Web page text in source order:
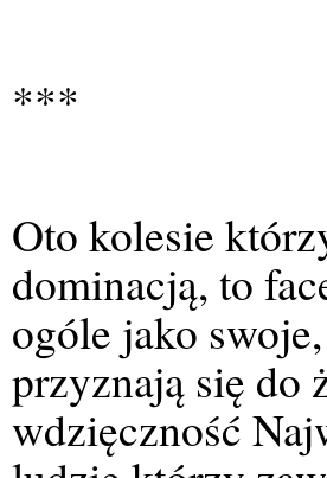
***
Oto kolesie
dominacją, to
ogóle jako
przyznają się do
wdzięczność